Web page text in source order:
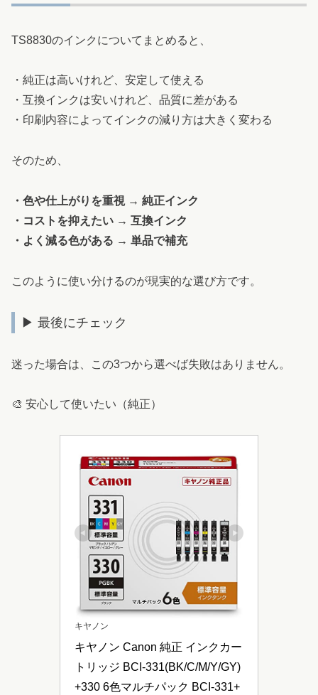
TS8830のインクについてまとめると、
・純正は高いけれど、安定して使える
・互換インクは安いけれど、品質に差がある
・印刷内容によってインクの減り方は大きく変わる
そのため、
・色や仕上がりを重視 → 純正インク
・コストを抑えたい → 互換インク
・よく減る色がある → 単品で補充
このように使い分けるのが現実的な選び方です。
▶ 最後にチェック
迷った場合は、この3つから選べば失敗はありません。
🎨 安心して使いたい（純正）
キヤノン
キヤノン Canon 純正 インクカー
トリッジ BCI-331(BK/C/M/Y/GY)
+330 6色マルチパック BCI-331+